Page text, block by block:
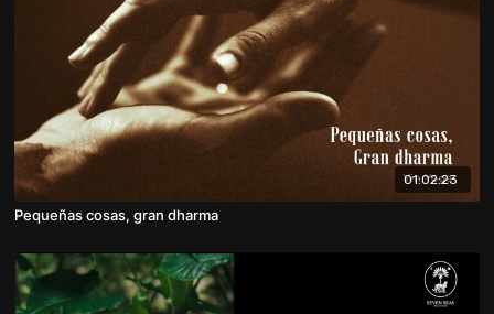
01:02:23
Pequeñas cosas, gran dharma